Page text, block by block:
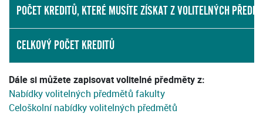
POČET KREDITŮ, KTERÉ MUSÍTE ZÍSKAT Z VOLITELNÝCH
CELKOVÝ POČET KREDITŮ
Dále si můžete zapisovat volitelné předměty z:
Nabídky volitelných předmětů fakulty
Celoškolní nabídky volitelných předmětů